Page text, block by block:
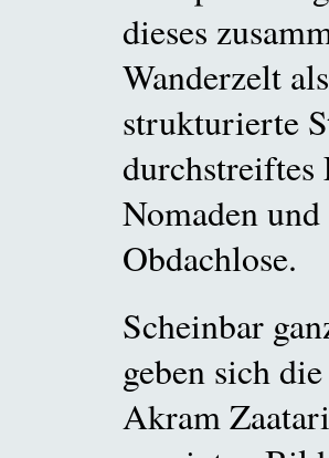
dieses
Wanderzelt
strukturierte
durchstreiftes
Nomaden
Obdachlose.
Scheinbar
geben sich
Akram